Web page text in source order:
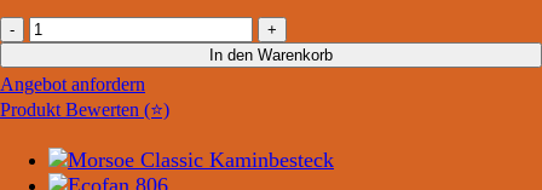
Ecofan
810
Menge
In den Warenkorb
Angebot anfordern
Produkt Bewerten (⭐)